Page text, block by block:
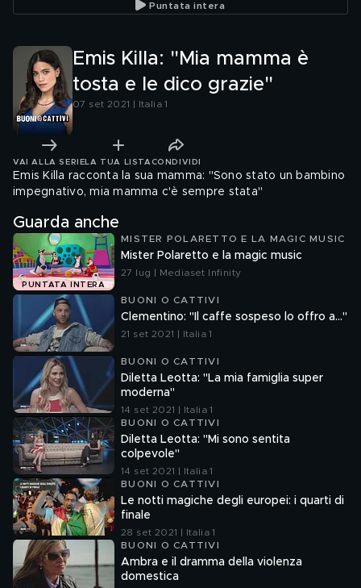
Puntata intera
Emis Killa: "Mia mamma è
tosta e le dico grazie"
07 set 2021 | Italia 1
VAI ALLA SERIE LA TUA LISTA CONDIVIDI
Emis Killa racconta la sua mamma: "Sono stato un bambino
impegnativo, mia mamma c'è sempre stata"
Guarda anche
PUNTATA INTERA
MISTER POLARETTO E LA MAGIC MUSIC
Mister Polaretto e la magic music
27 lug | Mediaset Infinity
BUONI O CATTIVI
Clementino: "Il caffe sospeso lo offro a..."
21 set 2021 | Italia 1
BUONI O CATTIVI
Diletta Leotta: "La mia famiglia super
moderna"
14 set 2021 | Italia 1
BUONI O CATTIVI
Diletta Leotta: "Mi sono sentita
colpevole"
14 set 2021 | Italia 1
BUONI O CATTIVI
Le notti magiche degli europei: i quarti di
finale
28 set 2021 | Italia 1
BUONI O CATTIVI
Ambra e il dramma della violenza
domestica